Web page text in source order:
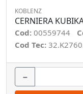
KOBLENZ
CERNIERA
Cod: 00559744
Cod Tec:
−